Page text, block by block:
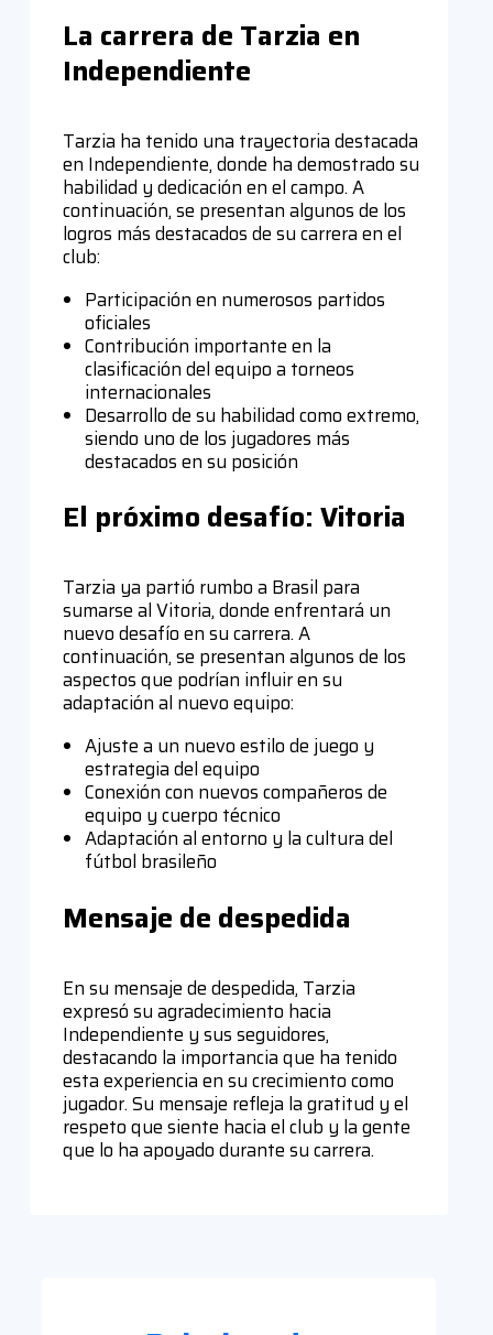
La carrera de Tarzia en
Independiente
Tarzia ha tenido una trayectoria destacada
en Independiente, donde ha demostrado su
habilidad y dedicación en el campo. A
continuación, se presentan algunos de los
logros más destacados de su carrera en el
club:
Participación en numerosos partidos
oficiales
Contribución importante en la
clasificación del equipo a torneos
internacionales
Desarrollo de su habilidad como extremo,
siendo uno de los jugadores más
destacados en su posición
El próximo desafío: Vitoria
Tarzia ya partió rumbo a Brasil para
sumarse al Vitoria, donde enfrentará un
nuevo desafío en su carrera. A
continuación, se presentan algunos de los
aspectos que podrían influir en su
adaptación al nuevo equipo:
Ajuste a un nuevo estilo de juego y
estrategia del equipo
Conexión con nuevos compañeros de
equipo y cuerpo técnico
Adaptación al entorno y la cultura del
fútbol brasileño
Mensaje de despedida
En su mensaje de despedida, Tarzia
expresó su agradecimiento hacia
Independiente y sus seguidores,
destacando la importancia que ha tenido
esta experiencia en su crecimiento como
jugador. Su mensaje refleja la gratitud y el
respeto que siente hacia el club y la gente
que lo ha apoyado durante su carrera.